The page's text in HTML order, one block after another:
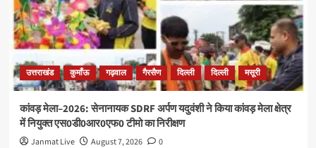
उत्तराखंड कुमाँऊ गढ़वाल गैरसैण दिल्ली दिल्ली मसूरी
कांवड़ मेला–2026: सेनानायक SDRF अर्पण यदुवंशी ने किया कांवड़ मेला क्षेत्र
में नियुक्त एस0डी0आर0एफ0 टीमो का निरीक्षण
Janmat Live August 7, 2026 0